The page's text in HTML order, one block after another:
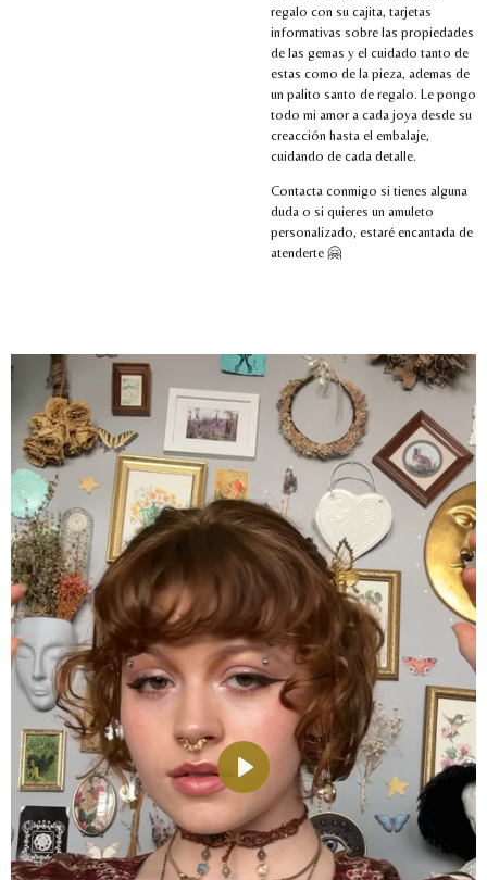
regalo con su cajita, tarjetas
informativas sobre las propiedades
de las gemas y el cuidado tanto de
estas como de la pieza, ademas de
un palito santo de regalo. Le pongo
todo mi amor a cada joya desde su
creacción hasta el embalaje,
cuidando de cada detalle.
Contacta conmigo si tienes alguna
duda o si quieres un amuleto
personalizado, estaré encantada de
atenderte 🤗
P
l
a